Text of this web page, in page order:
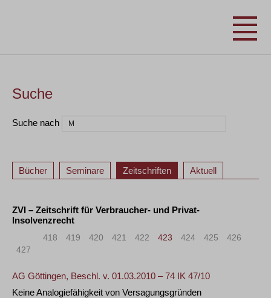
Suche
Suche nach
Bücher Seminare Zeitschriften Aktuell
ZVI – Zeitschrift für Verbraucher- und Privat-
Insolvenzrecht
418 419 420 421 422 423 424 425
426
427
AG Göttingen, Beschl. v. 01.03.2010 – 74 IK 47/10
Keine Analogiefähigkeit von Versagungsgründen